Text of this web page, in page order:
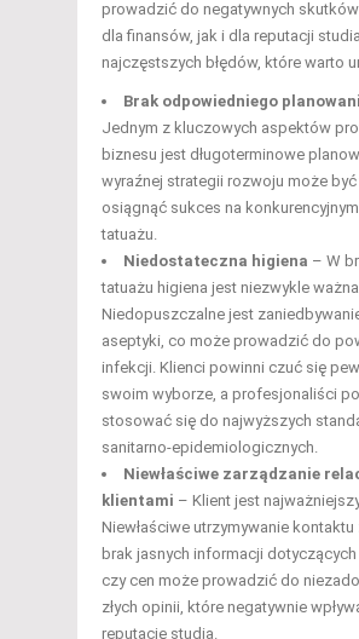
prowadzić do negatywnych
dla finansów, jak i dla reputacji
najczęstszych błędów, które warto
Brak odpowiedniego
Jednym z kluczowych aspektów
biznesu jest długoterminowe
wyraźnej strategii rozwoju może
osiągnąć sukces na
tatuażu.
Niedostateczna higiena – W
tatuażu higiena jest niezwykle ważna.
Niedopuszczalne jest
aseptyki, co może prowadzić do
infekcji. Klienci powinni czuć się
swoim wyborze, a profesjonaliści
stosować się do najwyższych
sanitarno-epidemiologicznych.
Niewłaściwe zarządzanie
klientami – Klient jest
Niewłaściwe utrzymywanie kontaktu
brak jasnych informacji
czy cen może prowadzić do
złych opinii, które negatywnie
reputację studia.